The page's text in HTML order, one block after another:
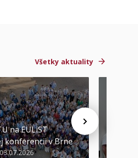
Všetky aktuality
na EULiST
konferencii v Brne